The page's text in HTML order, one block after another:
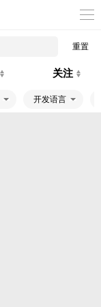
重置
关注
开发语言